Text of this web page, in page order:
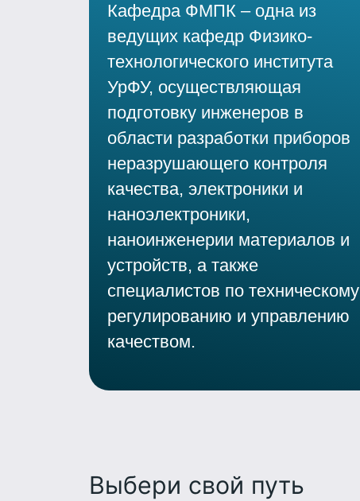
Кафедра ФМПК – одна из
ведущих кафедр Физико-
технологического института
УрФУ, осуществляющая
подготовку инженеров в
области разработки приборов
неразрушающего контроля
качества, электроники и
наноэлектроники,
наноинженерии материалов и
устройств, а также
специалистов по техническому
регулированию и управлению
качеством.
Выбери свой путь